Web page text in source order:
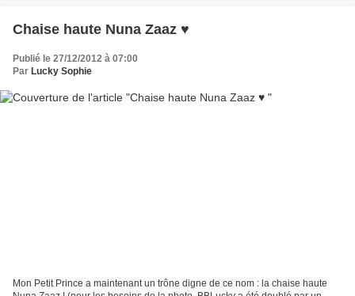
Chaise haute Nuna Zaaz ♥
Publié le 27/12/2012 à 07:00
Par Lucky Sophie
Mon Petit Prince a maintenant un trône digne de ce nom : la chaise haute